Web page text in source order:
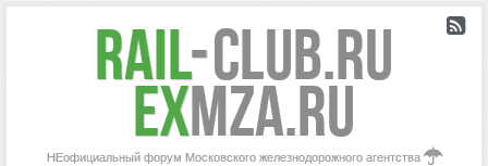
Rail-Club.RU
exMZA.RU
НЕофициальный форум Московского железнодорожного агентства